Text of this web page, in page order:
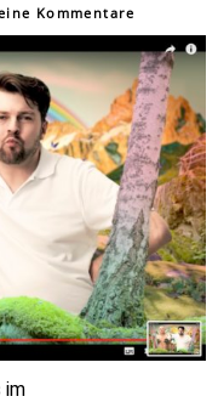
Kommentare
im